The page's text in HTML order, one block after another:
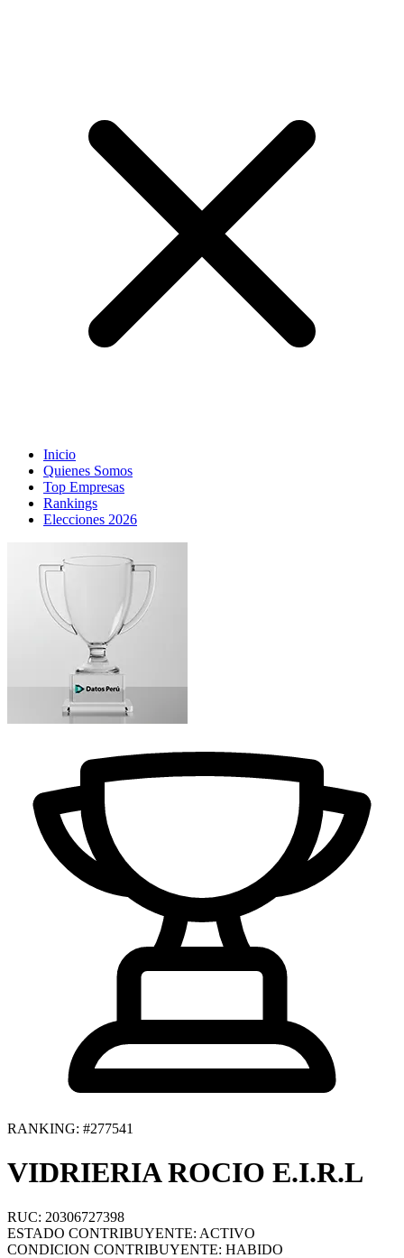
Inicio
Quienes Somos
Top Empresas
Rankings
Elecciones 2026
RANKING: #277541
VIDRIERIA ROCIO E.I.R.L
RUC: 20306727398
ESTADO CONTRIBUYENTE: ACTIVO
CONDICION CONTRIBUYENTE: HABIDO